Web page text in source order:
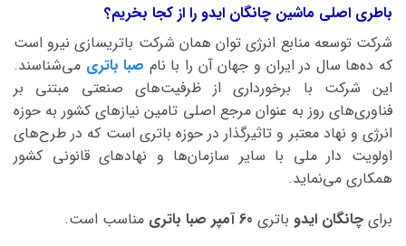
باطری اصلی ماشین چانگان ایدو را از کجا بخریم؟
شرکت توسعه منابع انرژی توان همان شرکت باتریسازی نیرو است
که ده‌ها سال در ایران و جهان آن را با نام صبا باتری می‌شناسند.
این شرکت با برخورداری از ظرفیت‌های صنعتی مبتنی بر
فناوری‌های روز به عنوان مرجع اصلی تامین نیازهای کشور به حوزه
انرژی و نهاد معتبر و تاثیرگذار در حوزه باتری است که در طرح‌های
اولویت دار ملی با سایر سازمان‌ها و نهادهای قانونی کشور
همکاری می‌نماید.
برای چانگان ایدو باتری باتری مناسب است.